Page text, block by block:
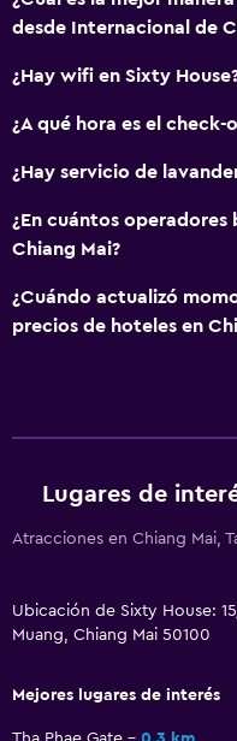
desde Internacional de
¿Hay wifi en Sixty
¿A qué hora es el check-
¿Hay servicio de
¿En cuántos
Chiang Mai?
¿Cuándo actualizó
precios de hoteles en
Lugares de
Atracciones en Chiang Mai,
Ubicación de Sixty House:
Muang, Chiang Mai 50100
Mejores lugares de interés